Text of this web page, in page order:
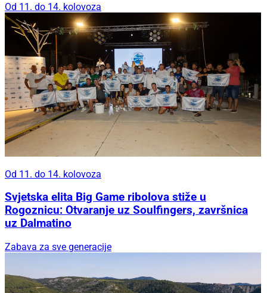
Od 11. do 14. kolovoza
Od 11. do 14. kolovoza
Svjetska elita Big Game ribolova stiže u
Rogoznicu: Otvaranje uz Soulfingers, završnica
uz Dalmatino
Zabava za sve generacije